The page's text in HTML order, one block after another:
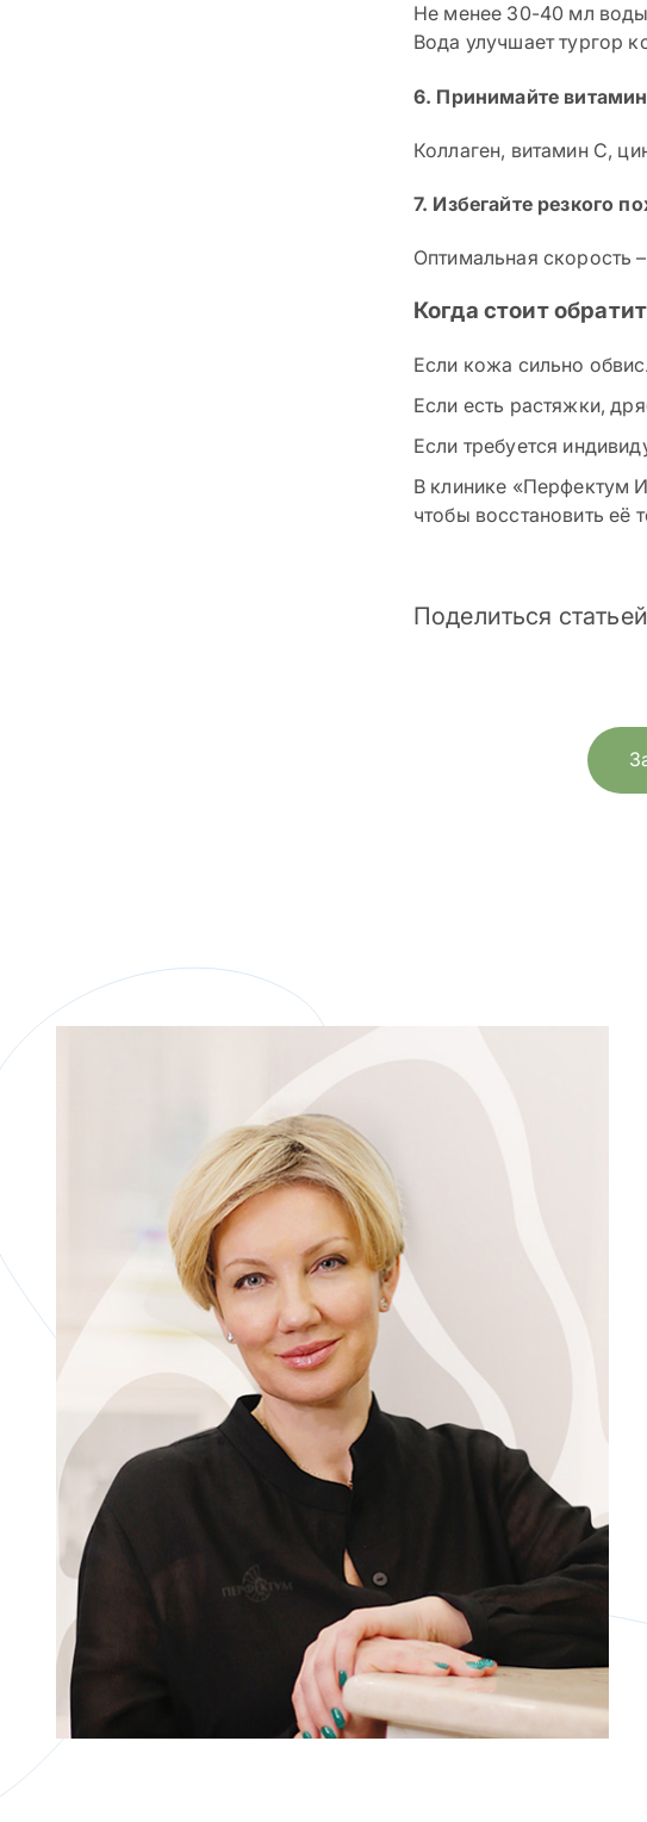
Не менее 30-40 мл воды
Вода улучшает тургор
6. Принимайте
Коллаген, витамин C,
7. Избегайте резкого
Оптимальная скорость
Когда стоит
Если кожа сильно
Если есть растяжки,
Если требуется
В клинике «Перфектум
чтобы восстановить её
Поделиться статьей